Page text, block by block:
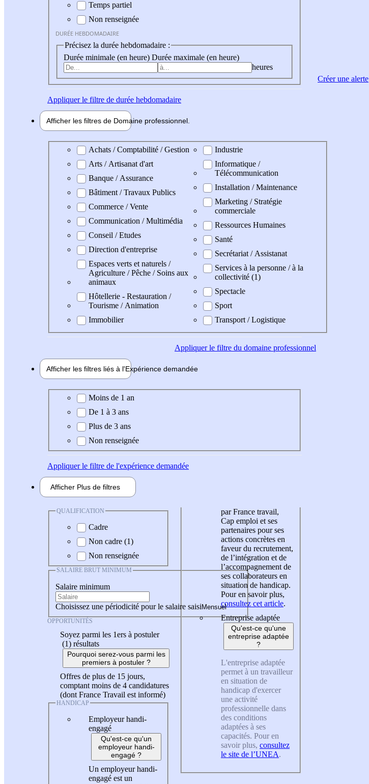
Temps partiel
Non renseignée
DURÉE HEBDOMADAIRE
Précisez la durée hebdomadaire :
Durée minimale (en heure) Durée maximale (en heure)
heures
Appliquerle filtre de durée hebdomadaire
Afficher les filtres de Domaine professionnel
Domaine professionel
Achats / Comptabilité / Gestion
Arts / Artisanat d'art
Banque / Assurance
Bâtiment / Travaux Publics
Commerce / Vente
Communication / Multimédia
Conseil / Etudes
Direction d'entreprise
Espaces verts et naturels /
Agriculture / Pêche / Soins aux
animaux
Hôtellerie - Restauration /
Tourisme / Animation
Immobilier
Industrie
Informatique /
Télécommunication
Installation / Maintenance
Marketing / Stratégie
commerciale
Ressources Humaines
Santé
Secrétariat / Assistanat
Services à la personne / à la
collectivité (1)
Spectacle
Sport
Transport / Logistique
Appliquerle filtre du domaine professionnel
Afficher les filtres liés à l'Expérience demandée
Expérience demandée
Moins de 1 an
De 1 à 3 ans
Plus de 3 ans
Non renseignée
Appliquerle filtre de l'expérience demandée
Afficher Plus de filtres
QUALIFICATION
Cadre
Non cadre (1)
Non renseignée
SALAIRE BRUT MINIMUM
Salaire minimum
Choisissez une périodicité pour le salaire saisi
OPPORTUNITÉS
Soyez parmi les 1ers à postuler
(1) résultats
Pourquoi serez-vous parmi les
premiers à postuler ?
Offres de plus de 15 jours,
comptant moins de 4 candidatures
(dont France Travail est informé)
HANDICAP
Employeur handi-
engagé
Qu'est-ce qu'un
employeur handi-
engagé ?
Un employeur handi-
engagé est un
par France travail,
Cap emploi et ses
partenaires pour ses
actions concrètes en
faveur du recrutement,
de l’intégration et de
l’accompagnement de
ses collaborateurs en
situation de handicap.
Pour en savoir plus,
consultez cet article.
Entreprise adaptée
Qu'est-ce qu'une
entreprise adaptée
?
L'entreprise adaptée
permet à un travailleur
en situation de
handicap d'exercer
une activité
professionnelle dans
des conditions
adaptées à ses
capacités. Pour en
savoir plus, consultez
le site de l’UNEA.
Créer une alerte